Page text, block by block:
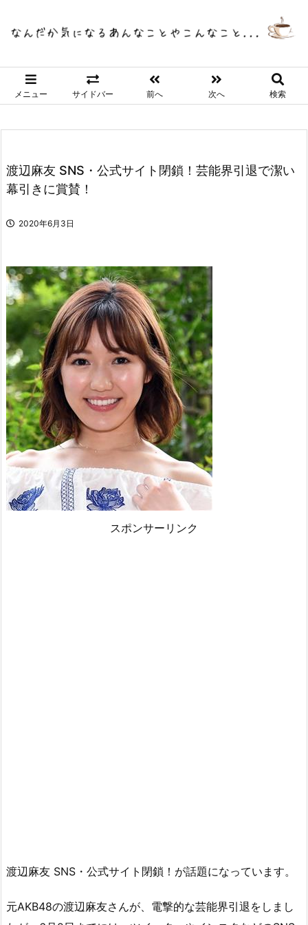
メニュー サイドバー 前へ 次へ 検索
渡辺麻友 SNS・公式サイト閉鎖！芸能界引退で潔い
幕引きに賞賛！
2020年6月3日
スポンサーリンク
渡辺麻友 SNS・公式サイト閉鎖！が話題になっています。
元AKB48の渡辺麻友さんが、電撃的な芸能界引退をしまし